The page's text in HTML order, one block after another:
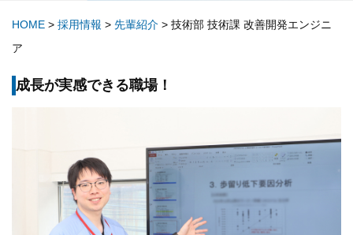
福利厚生
採用Q&A
HOME > 採用情報 > 先輩紹介 > 技術部 技術課 改善開発エンジニ
ア
成長が実感できる職場！